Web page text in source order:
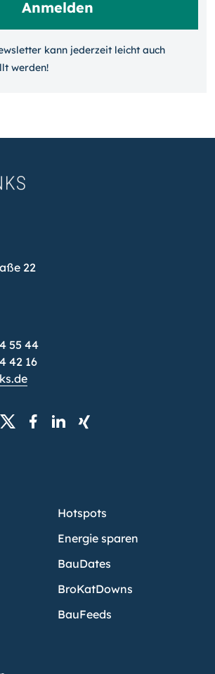
kann jeder­zeit leicht auch
werden!
22
55 44
42 16
Hotspots
Energie sparen
BauDates
BroKatDowns
BauFeeds